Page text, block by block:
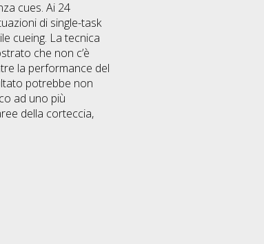
cues. Ai 24
di single-task
cueing. La tecnica
che non c’è
la performance del
potrebbe non
ad uno più
della corteccia,